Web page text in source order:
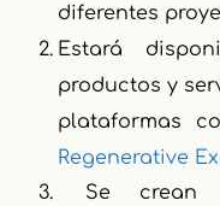
diferentes
Estará
productos y
plataformas
Regenerative
Se crean